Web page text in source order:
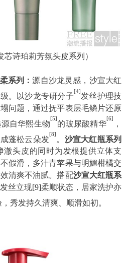
芯诗珀莉芳氛头皮系列）
系列：源自沙龙灵感，沙宣大红
。以沙龙专研分子
[4]
发丝护理技
问题，通过抚平表层毛鳞片还原
自华熙生物
[5]
的玻尿酸精华
[6]
，
成蓬松云朵发
[8]
沙宣大红瓶系列
澈头皮的同时为发根提供立体支
假滑，多汁青苹果与明媚柑橘交
清爽不油腻。搭配沙宣大红瓶系
丝立现[9]柔顺状态，居家洗护亦
秀发持久清爽、顺滑如初。